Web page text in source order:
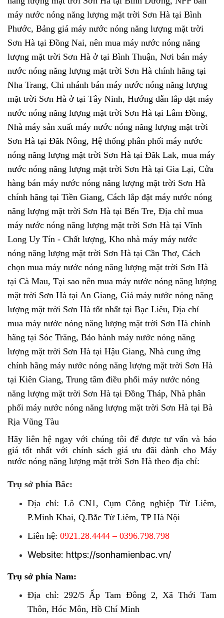
máy nước nóng năng lượng mặt trời Sơn Hà tại Bình
Phước, Bảng giá máy nước nóng năng lượng mặt trời
Sơn Hà tại Đồng Nai, nên mua máy nước nóng năng
lượng mặt trời Sơn Hà ở tại Bình Thuận, Nơi bán máy
nước nóng năng lượng mặt trời Sơn Hà chính hãng tại
Nha Trang, Chi nhánh bán máy nước nóng năng lượng
mặt trời Sơn Hà ở tại Tây Ninh, Hướng dẫn lắp đặt máy
nước nóng năng lượng mặt trời Sơn Hà tại Lâm Đồng,
Nhà máy sản xuất máy nước nóng năng lượng mặt trời
Sơn Hà tại Đăk Nông, Hệ thống phân phối máy nước
nóng năng lượng mặt trời Sơn Hà tại Đăk Lak, mua máy
nước nóng năng lượng mặt trời Sơn Hà tại Gia Lại, Cửa
hàng bán máy nước nóng năng lượng mặt trời Sơn Hà
chính hãng tại Tiền Giang, Cách lắp đặt máy nước nóng
năng lượng mặt trời Sơn Hà tại Bến Tre, Địa chỉ mua
máy nước nóng năng lượng mặt trời Sơn Hà tại Vĩnh
Long Uy Tín - Chất lượng, Kho nhà máy máy nước
nóng năng lượng mặt trời Sơn Hà tại Cần Thơ, Cách
chọn mua máy nước nóng năng lượng mặt trời Sơn Hà
tại Cà Mau, Tại sao nên mua máy nước nóng năng lượng
mặt trời Sơn Hà tại An Giang, Giá máy nước nóng năng
lượng mặt trời Sơn Hà tốt nhất tại Bạc Liêu, Địa chỉ
mua máy nước nóng năng lượng mặt trời Sơn Hà chính
hãng tại Sóc Trăng, Bảo hành máy nước nóng năng
lượng mặt trời Sơn Hà tại Hậu Giang, Nhà cung ứng
chính hãng máy nước nóng năng lượng mặt trời Sơn Hà
tại Kiên Giang, Trung tâm điều phối máy nước nóng
năng lượng mặt trời Sơn Hà tại Đồng Tháp, Nhà phân
phối máy nước nóng năng lượng mặt trời Sơn Hà tại Bà
Rịa Vũng Tàu
Hãy liên hệ ngay với chúng tôi để được tư vấn và báo
giá tốt nhất với chính sách giá ưu đãi dành cho Máy
nước nóng năng lượng mặt trời Sơn Hà theo địa chỉ:
Trụ sở phía Bắc:
Địa chỉ: Lô CN1, Cụm Công nghiệp Từ Liêm,
P.Minh Khai, Q.Bắc Từ Liêm, TP Hà Nội
Liên hệ: 0921.28.4444 – 0396.798.798
Website: https://sonhamienbac.vn/
Trụ sở phía Nam:
Địa chỉ: 292/5 Ấp Tam Đông 2, Xã Thới Tam
Thôn, Hóc Môn, Hồ Chí Minh